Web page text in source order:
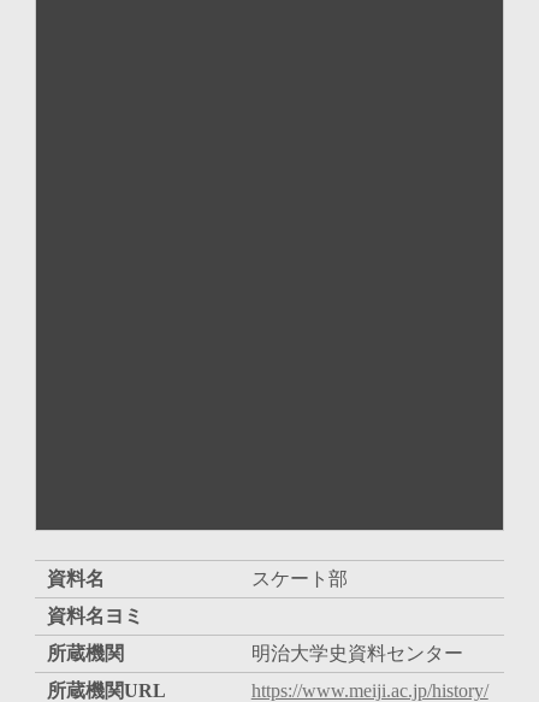
資料名
スケート部
資料名ヨミ
所蔵機関
明治大学史資料センター
所蔵機関URL
https://www.meiji.ac.jp/history/